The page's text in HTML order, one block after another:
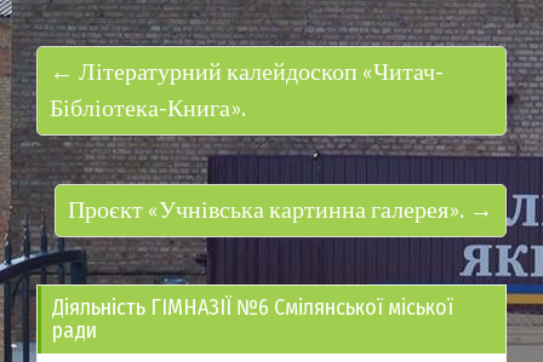
← Літературний калейдоскоп «Читач-
Бібліотека-Книга».
Проєкт «Учнівська картинна галерея». →
Діяльність ГІМНАЗІЇ №6 Смілянської міської
ради